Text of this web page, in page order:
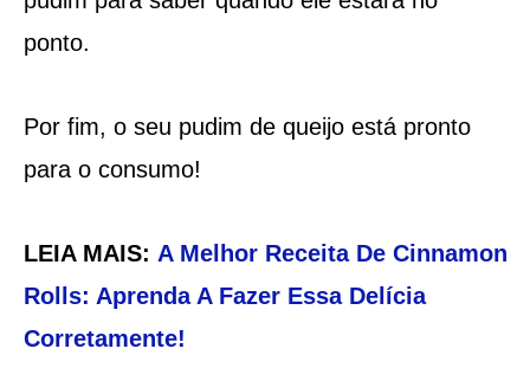
ponto.
Por fim, o seu pudim de queijo está pronto
para o consumo!
LEIA MAIS: A Melhor Receita De Cinnamon
Rolls: Aprenda A Fazer Essa Delícia
Corretamente!